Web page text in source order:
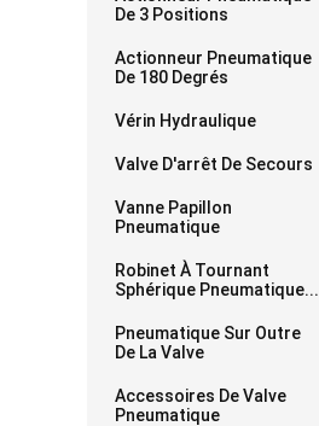
De 3 Positions
Actionneur Pneumatique
De 180 Degrés
Vérin Hydraulique
Valve D'arrêt De Secours
Vanne Papillon
Pneumatique
Robinet À Tournant
Sphérique Pneumatique...
Pneumatique Sur Outre
De La Valve
Accessoires De Valve
Pneumatique